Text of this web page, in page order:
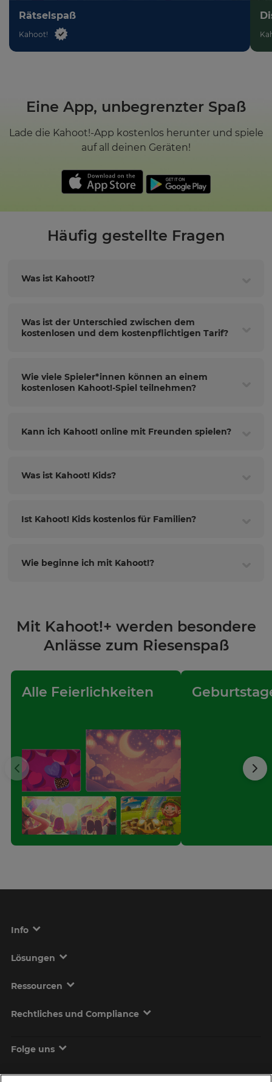
Rätselspaß
Kahoot!
Eine App, unbegrenzter Spaß
Lade die Kahoot!-App kostenlos herunter und spiele
auf all deinen Geräten!
Häufig gestellte Fragen
Was ist Kahoot!?
Was ist der Unterschied zwischen dem
kostenlosen und dem kostenpflichtigen Tarif?
Wie viele Spieler*innen können an einem
kostenlosen Kahoot!-Spiel teilnehmen?
Kann ich Kahoot! online mit Freunden spielen?
Was ist Kahoot! Kids?
Ist Kahoot! Kids kostenlos für Familien?
Wie beginne ich mit Kahoot!?
Mit Kahoot!+ werden besondere
Anlässe zum Riesenspaß
Alle Feierlichkeiten
Info
Lösungen
Ressourcen
Rechtliches und Compliance
Folge uns